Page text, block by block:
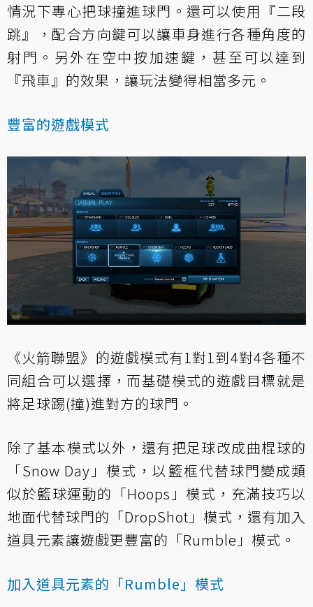
情況下專心把球撞進球門。還可以使用『二段
跳』，配合方向鍵可以讓車身進行各種角度的
射門。另外在空中按加速鍵，甚至可以達到
『飛車』的效果，讓玩法變得相當多元。
豐富的遊戲模式
《火箭聯盟》的遊戲模式有1對1到4對4各種不
同組合可以選擇，而基礎模式的遊戲目標就是
將足球踢(撞)進對方的球門。
除了基本模式以外，還有把足球改成曲棍球的
「Snow Day」模式，以籃框代替球門變成類
似於籃球運動的「Hoops」模式，充滿技巧以
地面代替球門的「DropShot」模式，還有加入
道具元素讓遊戲更豐富的「Rumble」模式。
加入道具元素的「Rumble」模式